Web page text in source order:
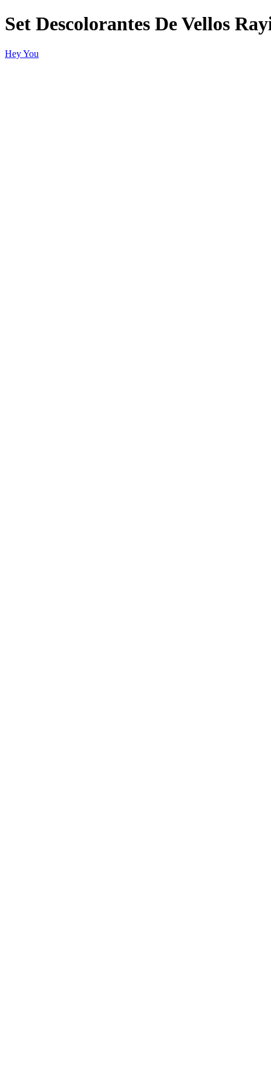
Set Descolorantes De Vellos
Hey You